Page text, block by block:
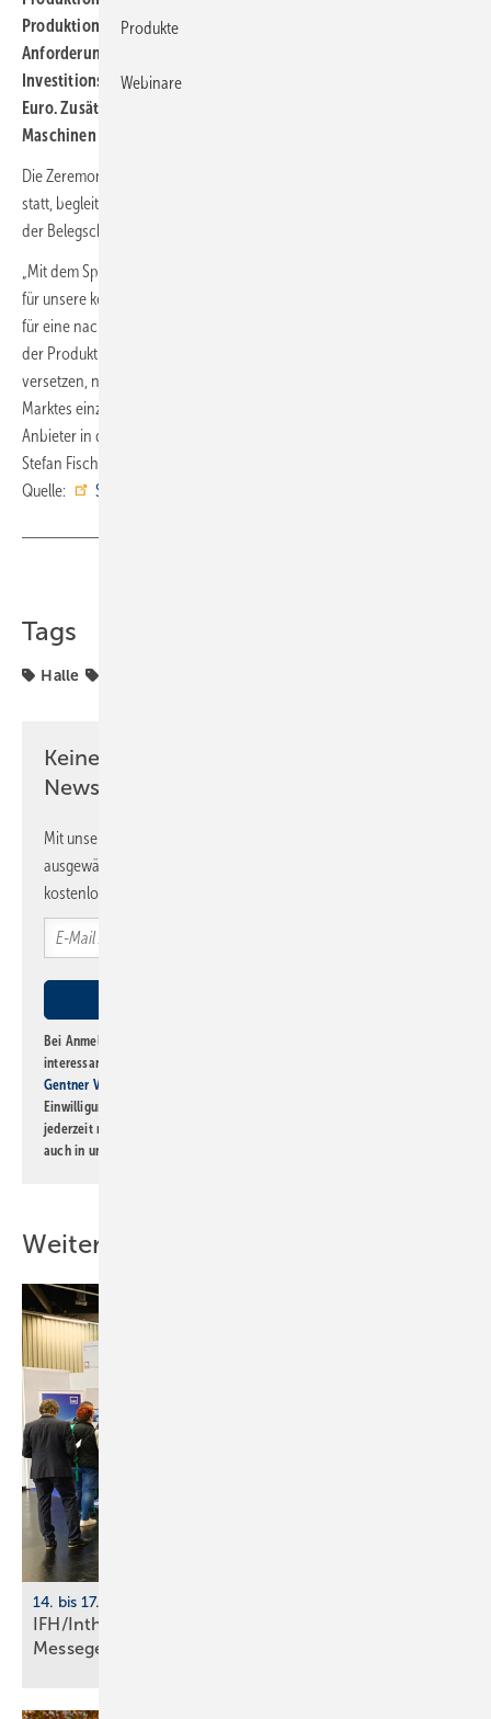
Produktion und Fertigung erweiterten, um den steigenden
Anforderungen des Marktes gerecht zu werden. Die
Investitionssumme für das Projekt beläuft sich auf über 4,2 Mio.
Euro. Zusätzlich zur neuen Halle werden weitere Investitionen in
Maschinen und Anlagen getätigt.
Die Zeremonie fand in Anwesenheit der gesamten Geschäftsleitung
statt, begleitet von Systemair-Vertretern und der lokalen Politik, sowie
der Belegschaft des Unternehmens.
„Mit dem Spatenstich für die neue Halle setzen wir ein klares Zeichen
für unsere kontinuierliche Weiterentwicklung und unser Engagement
für eine nachhaltige, zukunftsorientierte Produktion. Die Erweiterung
der Produktionskapazitäten wird das Unternehmen in die Lage
versetzen, noch flexibler und effizienter auf die Bedürfnisse des
Marktes einzugehen und ihre Position als einer der führenden
Anbieter in der Branche weiter auszubauen“, erklärte Geschäftsführer
Stefan Fischer in seiner Rede. ■
Quelle:
Systemair
Tags
Halle
Keine Zeit? Kein Problem mit dem SBZ
Newsletter!
Mit unserem Newsletter erhalten Sie regelmäßig von uns
ausgewählte Informationen und Neuigkeiten, gebündelt und
kostenlos direkt ins Postfach.
Bei Anmeldung zu diesem Newsletter bin ich damit einverstanden, über
interessante Verlags- und Online-Angebote
Gentner Verlag GmbH & Co. KG
Einwilligung kann ich jederzeit widerrufen und eine Abmeldung ist
jederzeit möglich. Informationen zum Umgang mit Daten finden Sie
auch in unserer
Weitere Inhalte
14. bis 17. April 2026, Messe Nürnberg
IFH/Intherm 2026: größte Start­up-Fläche der
Messe­ge­schich­te
Produkte
Webinare